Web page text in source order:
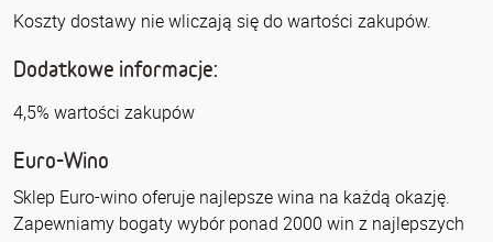
Koszty dostawy nie wliczają się do wartości zakupów.
Dodatkowe informacje:
4,5% wartości zakupów
Euro-Wino
Sklep Euro-wino oferuje najlepsze wina na każdą okazję.
Zapewniamy bogaty wybór ponad 2000 win z najlepszych